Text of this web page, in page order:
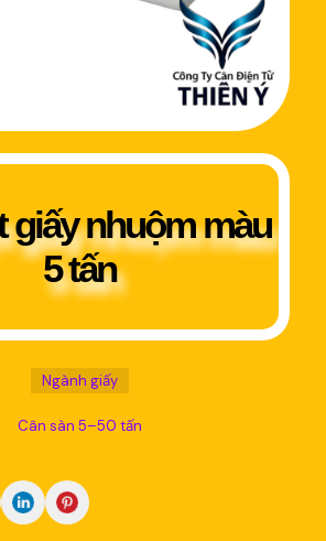
giấy nhuộm màu
5 tấn
Ngành giấy
Cân sàn 5–50 tấn